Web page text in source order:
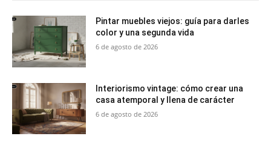
Pintar muebles viejos: guía para darles
color y una segunda vida
6 de agosto de 2026
Interiorismo vintage: cómo crear una
casa atemporal y llena de carácter
6 de agosto de 2026